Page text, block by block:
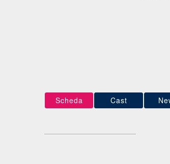
Scheda Cast